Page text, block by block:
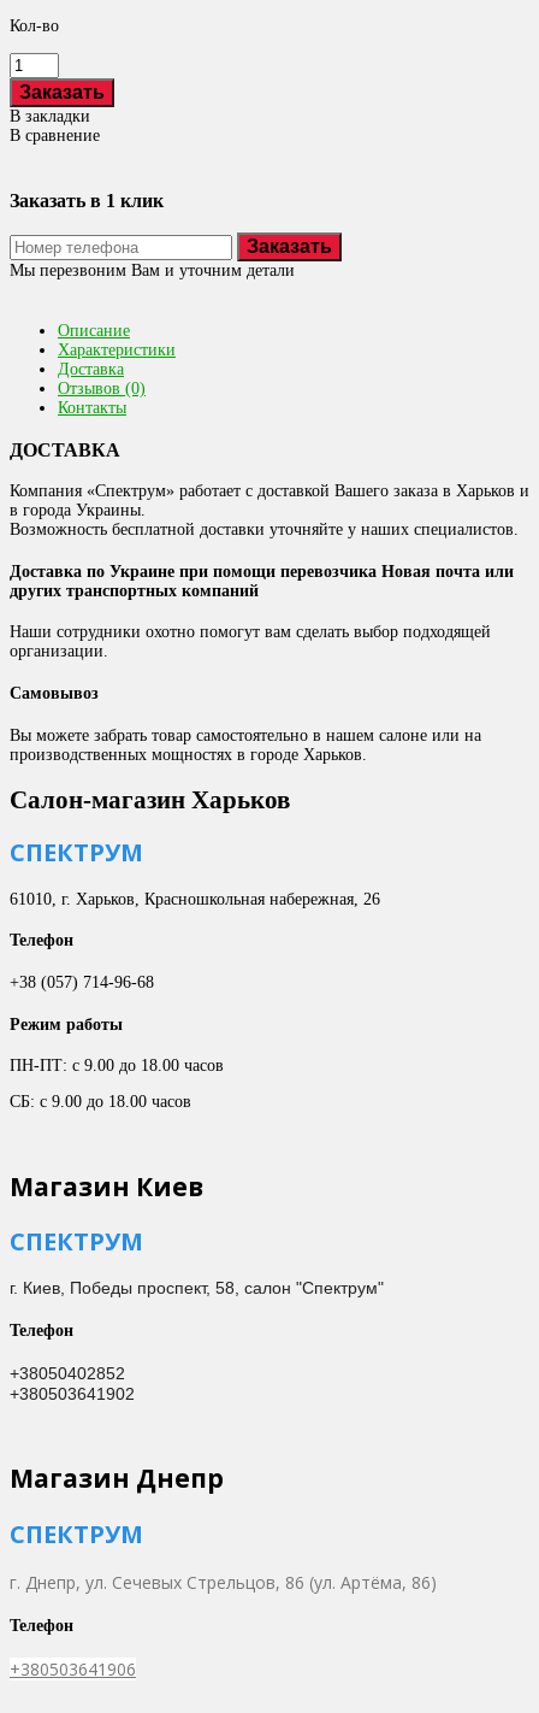
Кол-во
В закладки
В сравнение
Заказать в 1 клик
Заказать
Мы перезвоним Вам и уточним детали
Описание
Характеристики
Доставка
Отзывов (0)
Контакты
ДОСТАВКА
Компания «Спектрум» работает с доставкой Вашего заказа в Харьков и
в города Украины.
Возможность бесплатной доставки уточняйте у наших специалистов.
Доставка по Украине при помощи перевозчика Новая почта или
других транспортных компаний
Наши сотрудники охотно помогут вам сделать выбор подходящей
организации.
Самовывоз
Вы можете забрать товар самостоятельно в нашем салоне или на
производственных мощностях в городе Харьков.
Салон-магазин Харьков
СПЕКТРУМ
61010, г. Харьков, Красношкольная набережная, 26
Телефон
+38 (057) 714-96-68
Режим работы
ПН-ПТ: с 9.00 до 18.00 часов
СБ: с 9.00 до 18.00 часов
Магазин Киев
СПЕКТРУМ
г. Киев, Победы проспект, 58, салон "Спектрум"
Телефон
+38050402852
+380503641902
Магазин Днепр
СПЕКТРУМ
г. Днепр, ул. Сечевых Стрельцов, 86 (ул. Артёма, 86)
Телефон
+380503641906